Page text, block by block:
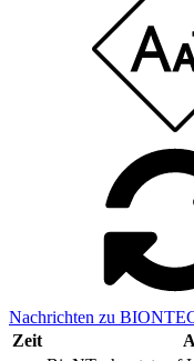
Nachrichten zu
Zeit